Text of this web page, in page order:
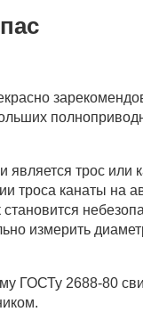
трос или
троса канаты
измерить
ГОСТу 2688-80